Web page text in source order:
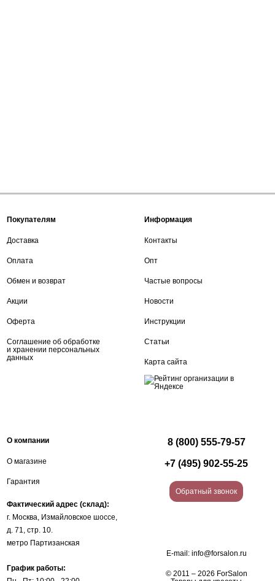
Покупателям
Доставка
Оплата
Обмен и возврат
Акции
Оферта
Соглашение об обработке
и хранении персональных
данных
Информация
Контакты
Опт
Частые вопросы
Новости
Инструкции
Статьи
Карта сайта
О компании
О магазине
Гарантия
Фактический адрес (склад):
г. Москва, Измайловское шоссе,
д. 71, стр. 10.
метро Партизанская
График работы:
8 (800) 555-79-57
+7 (495) 902-55-25
Обратный звонок
E-mail: info@forsalon.ru
© 2011 – 2026 ForSalon